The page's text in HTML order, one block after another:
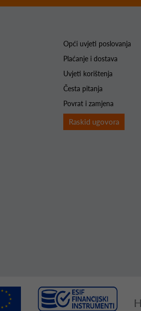
Opći uvjeti poslovanja
Plaćanje i dostava
Uvjeti korištenja
Česta pitanja
Povrat i zamjena
Raskid ugovora